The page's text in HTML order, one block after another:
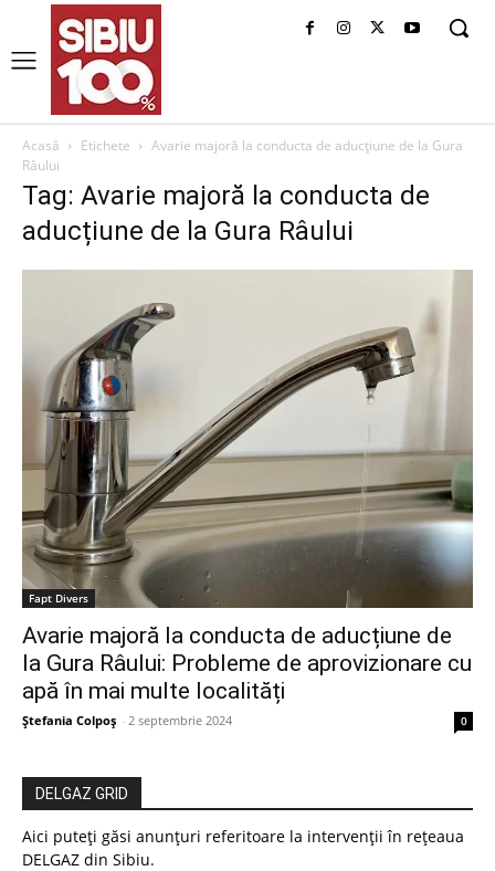
Acasă Etichete
Avarie majoră la conducta de aducțiune de la Gura
Râului
Tag: Avarie majoră la conducta de
aducțiune de la Gura Râului
Fapt Divers
Avarie majoră la conducta de aducțiune de
la Gura Râului: Probleme de aprovizionare cu
apă în mai multe localități
Ștefania Colpoș - 2 septembrie 2024 0
DELGAZ GRID
Aici puteți găsi anunțuri referitoare la intervenții în rețeaua
DELGAZ din Sibiu.